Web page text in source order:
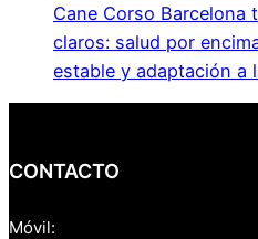
Cane Corso Barcelona
claros: salud por
estable y adaptación a
CONTACTO
Móvil: